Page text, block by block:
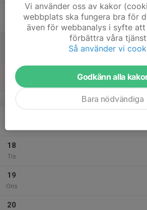
16
Sön
v.8
Mån
18
Tis
19
Ons
20
Vi använder oss av kakor
webbplats ska fungera bra för
även för webbanalys i syfte
förbättra våra
Så använder vi
Godkänn alla
Bara nödvändiga